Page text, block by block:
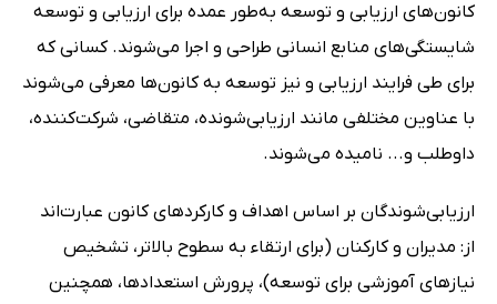
کانون‌های ارزیابی و توسعه به‌طور عمده برای ارزیابی و توسعه
شایستگی‌های منابع انسانی طراحی و اجرا می‌شوند. کسانی که
برای طی فرایند ارزیابی و نیز توسعه به کانون‌ها معرفی می‌شوند
با عناوین مختلفی مانند ارزیابی‌شونده، متقاضی، شرکت‌کننده،
داوطلب و... نامیده می‌شوند.
ارزیابی‌شوندگان بر اساس اهداف و کارکردهای کانون عبارت‌اند
از: مدیران و کارکنان (برای ارتقاء به سطوح بالاتر، تشخیص
نیازهای آموزشی برای توسعه)، پرورش استعدادها، همچنین